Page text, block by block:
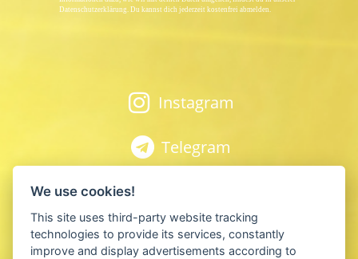
Datenschutzerklärung. Du kannst dich jederzeit kostenfrei abmelden.
Instagram
Telegram
Youtube
We use cookies!
This site uses third-party website tracking
technologies to provide its services, constantly
improve and display advertisements according to